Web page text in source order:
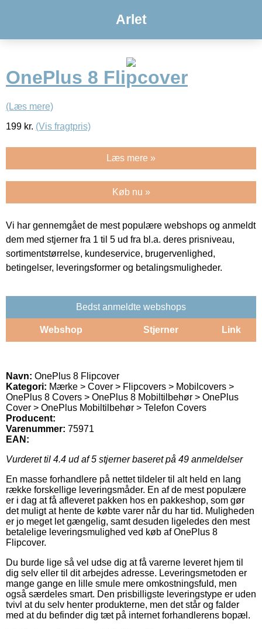
Arlet
OnePlus 8 Flipcover
(Læs mere)
199 kr. (Vis fragtpris)
Læs mere »
Køb nu »
Vi har gennemgået de mest populære webshops og anmeldt
dem med stjerner fra 1 til 5 ud fra bl.a. deres prisniveau,
sortimentstørrelse, kundeservice, brugervenlighed,
betingelser, leveringsformer og betalingsmuligheder.
Bedst anmeldte webshops
Webshop Stjerner Link
Navn: OnePlus 8 Flipcover
Kategori: Mærke > Cover > Flipcovers > Mobilcovers >
OnePlus 8 Covers > OnePlus 8 Mobiltilbehør > OnePlus
Cover > OnePlus Mobiltilbehør > Telefon Covers
Producent:
Varenummer: 75971
EAN:
Vurderet til 4.4 ud af 5 stjerner baseret på 49 anmeldelser
En masse forhandlere på nettet tildeler til alt held en lang
række forskellige leveringsmåder. En af de mest populære
er i dag at få afleveret pakken hos en pakkeshop, som gør
det muligt at hente de købte varer når du har tid. Muligheden
er jo meget let gængelig, samt desuden ligeledes den mest
betalelige leveringsmulighed ved køb af OnePlus 8
Flipcover.
Du burde lige så vel udse dig at få varerne leveret hjem til
dig selv eller til dit arbejdes adresse. Leveringsmetoden er
mange gange en lille smule mere omkostningsfuld, men
også særdeles smart. Den prisbilligste leveringstype er uden
tvivl at du selv henter produkterne, men det står og falder
med at du befinder dig tæt på internet forhandlerens bopæl.